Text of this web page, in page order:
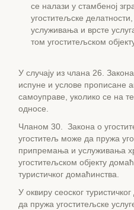
се налази у стамбеној
угоститељске
услуживања и врсте
том угоститељском
У случају из члана 26.
испуне и услове прописане
самоуправе, уколико се на
односе.
Чланом 30. Закона о
угоститељ може да пружа
припремања и услуживања
угоститељском објекту
туристичког домаћинства.
У оквиру сеоског
да пружа угоститељске